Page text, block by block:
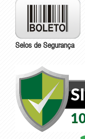
Selos de Segurança